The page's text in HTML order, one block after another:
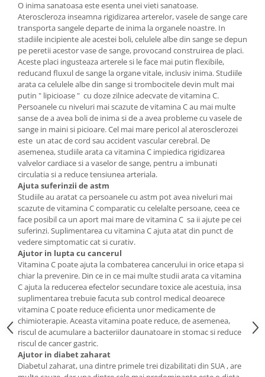
O inima sanatoasa este esenta unei vieti sanatoase.
Ateroscleroza inseamna rigidizarea arterelor, vasele de sange care
transporta sangele departe de inima la organele noastre. In
stadiile incipiente ale acestei boli, celulele albe din sange se depun
pe peretii acestor vase de sange, provocand construirea de placi.
Aceste placi ingusteaza arterele si le face mai putin flexibile,
reducand fluxul de sange la organe vitale, inclusiv inima. Studiile
arata ca celulele albe din sange si trombocitele devin mult mai
putin " lipicioase " cu doze zilnice adecvate de vitamina C.
Persoanele cu niveluri mai scazute de vitamina C au mai multe
sanse de a avea boli de inima si de a avea probleme cu vasele de
sange in maini si picioare. Cel mai mare pericol al aterosclerozei
este un atac de cord sau accident vascular cerebral. De
asemenea, studiile arata ca vitamina C impiedica rigidizarea
valvelor cardiace si a vaselor de sange, pentru a imbunati
circulatia si a reduce tensiunea arteriala.
Ajuta suferinzii de astm
Studiile au aratat ca persoanele cu astm pot avea niveluri mai
scazute de vitamina C comparatic cu celelalte persoane, ceea ce
face posibil ca un aport mai mare de vitamina C sa ii ajute pe cei
suferinzi. Suplimentarea cu vitamina C ajuta atat din punct de
vedere simptomatic cat si curativ.
Ajutor in lupta cu cancerul
Vitamina C poate ajuta la combaterea cancerului in orice etapa si
chiar la prevenire. Din ce in ce mai multe studii arata ca vitamina
C ajuta la reducerea efectelor secundare toxice ale acestuia, insa
suplimentarea trebuie facuta sub control medical deoarece
vitamina C poate reduce eficienta unor medicamente de
chimioterapie. Aceasta vitamina poate reduce, de asemenea,
riscul de acumulare a bacteriilor daunatoare in stomac si reduce
riscul de cancer gastric.
Ajutor in diabet zaharat
Diabetul zaharat, una dintre primele trei dizabilitati din SUA , are